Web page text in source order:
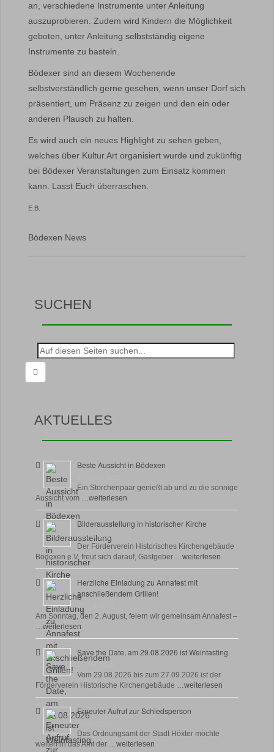
an, verschiedene Instrumente unter Anleitung
auszuprobieren. Zudem wird Kindern die Möglichkeit
geboten, unter Anleitung selbstständig eigene
Instrumente zu basteln.
Bödexer sind an diesem Wochenende
selbstverständlich gerne gesehen, wenn unser Dorf sich
präsentiert, um Präsenz zu zeigen und den ein oder
anderen Plausch zu halten.
Es wird auch ein neues Highlight zu sehen geben,
welches über Kultur.Art organisiert wurde und zukünftig
bei Bödexer Veranstaltungen zum Einsatz kommen
kann. Lasst Euch überraschen.
E.B.
Bödexen News
SUCHEN
Suche
nach:
AKTUELLES
Beste Aussicht in Bödexen
Ein Storchenpaar genießt ab und zu die sonnige
Aussicht vom …weiterlesen
Bilderausstellung in historischer Kirche
30 Juli, 2026
Der Förderverein Historisches Kirchengebäude
Bödexen e.V. freut sich darauf, Gastgeber …weiterlesen
Herzliche Einladung zu Annafest mit
anschließendem Grillen!
Am Sonntag, den 2. August, feiern wir gemeinsam Annafest –
…weiterlesen
Save the Date, am 29.08.2026 ist Weintasting
Vom 29.08.2026 bis zum 27.09.2026 ist der
Förderverein Historische Kirchengebäude …weiterlesen
Erneuter Aufruf zur Schiedsperson
8 Juli, 2026
Das Ordnungsamt der Stadt Höxter möchte
weiterhin das Amt der …weiterlesen